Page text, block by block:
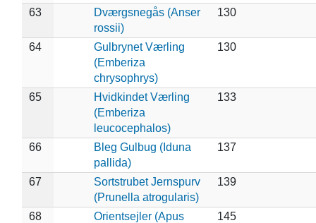
63
Dværgsnegås (Anser
rossii)
130
64
Gulbrynet Værling
(Emberiza
chrysophrys)
130
65
Hvidkindet Værling
(Emberiza
leucocephalos)
133
66
Bleg Gulbug (Iduna
pallida)
137
67
Sortstrubet Jernspurv
(Prunella atrogularis)
139
68
Orientsejler (Apus
145